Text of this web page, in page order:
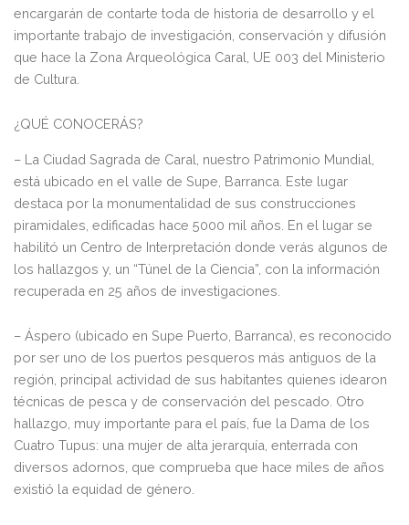
encargarán de contarte toda de historia de desarrollo y el
importante trabajo de investigación, conservación y difusión
que hace la Zona Arqueológica Caral, UE 003 del Ministerio
de Cultura.
¿QUÉ CONOCERÁS?
– La Ciudad Sagrada de Caral, nuestro Patrimonio Mundial,
está ubicado en el valle de Supe, Barranca. Este lugar
destaca por la monumentalidad de sus construcciones
piramidales, edificadas hace 5000 mil años. En el lugar se
habilitó un Centro de Interpretación donde verás algunos de
los hallazgos y, un “Túnel de la Ciencia”, con la información
recuperada en 25 años de investigaciones.
– Áspero (ubicado en Supe Puerto, Barranca), es reconocido
por ser uno de los puertos pesqueros más antiguos de la
región, principal actividad de sus habitantes quienes idearon
técnicas de pesca y de conservación del pescado. Otro
hallazgo, muy importante para el país, fue la Dama de los
Cuatro Tupus: una mujer de alta jerarquía, enterrada con
diversos adornos, que comprueba que hace miles de años
existió la equidad de género.